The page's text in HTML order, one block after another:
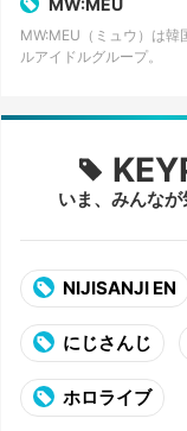
MW:MEU
MW:MEU（ミュウ）は韓
ルアイドルグループ。
いま、みんな
NIJISANJI EN
にじさんじ
ホロライブ